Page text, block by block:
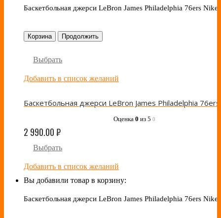
Баскетбольная джерси LeBron James Philadelphia 76ers Nike
Корзина Продолжить
Выбрать
Добавить в список желаний
Оценка 0 из 5 0
2 990.00₽
Выбрать
Добавить в список желаний
Вы добавили товар в корзину:
Баскетбольная джерси LeBron James Philadelphia 76ers Nike